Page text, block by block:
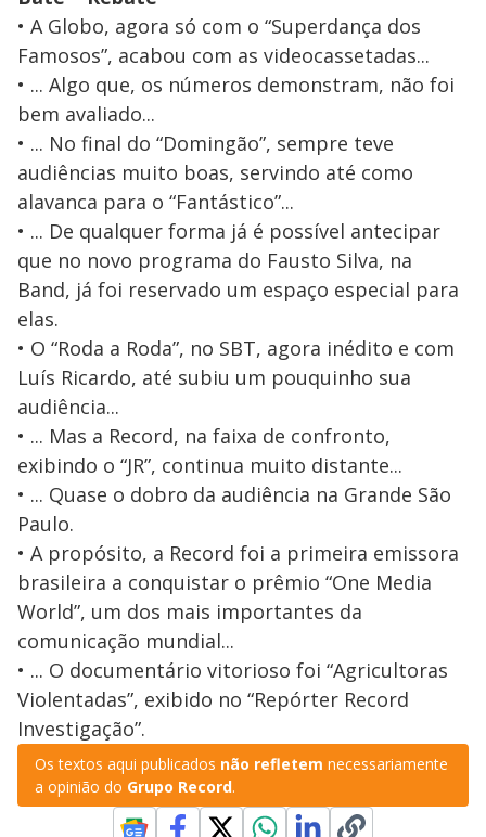
• A Globo, agora só com o “Superdança dos
Famosos”, acabou com as videocassetadas...
• ... Algo que, os números demonstram, não foi
bem avaliado...
• ... No final do “Domingão”, sempre teve
audiências muito boas, servindo até como
alavanca para o “Fantástico”...
• ... De qualquer forma já é possível antecipar
que no novo programa do Fausto Silva, na
Band, já foi reservado um espaço especial para
elas.
• O “Roda a Roda”, no SBT, agora inédito e com
Luís Ricardo, até subiu um pouquinho sua
audiência...
• ... Mas a Record, na faixa de confronto,
exibindo o “JR”, continua muito distante...
• ... Quase o dobro da audiência na Grande São
Paulo.
• A propósito, a Record foi a primeira emissora
brasileira a conquistar o prêmio “One Media
World”, um dos mais importantes da
comunicação mundial...
• ... O documentário vitorioso foi “Agricultoras
Violentadas”, exibido no “Repórter Record
Investigação”.
Os textos aqui publicados não refletem necessariamente
a opinião do Grupo Record.